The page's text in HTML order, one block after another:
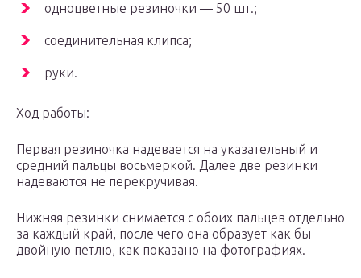
одноцветные резиночки — 50 шт.;
соединительная клипса;
руки.
Ход работы:
Первая резиночка надевается на указательный и
средний пальцы восьмеркой. Далее две резинки
надеваются не перекручивая.
Нижняя резинки снимается с обоих пальцев отдельно
за каждый край, после чего она образует как бы
двойную петлю, как показано на фотографиях.